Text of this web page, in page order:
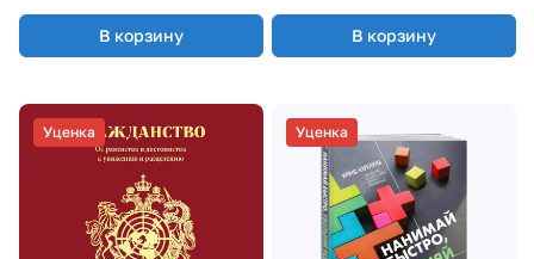
В корзину В корзину
Уценка Уценка